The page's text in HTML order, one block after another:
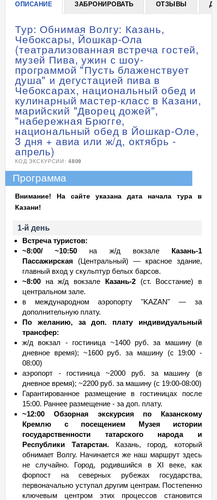
апрель)
ОПИСАНИЕ ЗАБРОНИРОВАТЬ ОТЗЫВЫ
Тур: Обнимая Волгу: Казань,
Чебоксары, Йошкар-Ола
(театрализованная встреча гостей,
музей Пива, ужин с шоу-
программой "Пусть блаженствует
душа" и дегустацией пива в
Чебоксарах, национальный обед и
кулинарный мастер-класс в Казани,
марийский "Дворец дожей",
"набережная Брюгге,
национальный обед в Йошкар-Оле,
3 дня + авиа или ж/д, октябрь -
апрель)
КОД ЭКСКУРСИИ: 4809
Программа
Внимание! На сайте указана дата начала тура в
Казани!
1-й день
Встреча туристов:
~8:00/ ~10:50 на ж/д вокзалеКазань-1
Пассажирская (Центральный) — красное здание,
главный вход у скульптур белых барсов.
~8:00 на ж/д вокзале Казань-2(ст. Восстание) в
центральном зале.
в международном аэропорту "KAZAN" — за
дополнительную плату.
По желанию, за доп. плату индивидуальный
трансфер:
ж/д вокзал - гостиница ~1400 руб. за машину (в
дневное время); ~1600 руб. за машину (с 19:00 -
08:00)
аэропорт - гостиница ~2000 руб. за машину (в
дневное время); ~2200 руб. за машину (с 19:00-08:00)
Гарантированное размещение в гостиницах после
15:00. Раннее размещение - за доп. плату.
~12:00 Обзорная экскурсия по Казанскому
Кремлю с посещением Музея истории
государственности татарского народа и
Республики Татарстан.Казань, город, который
обнимает Волгу. Начинается же наш маршрут здесь
не случайно. Город, родившийся в ХI веке, как
форпост на северных рубежах государства,
первоначально уступал другим центрам. Постепенно
ключевым центром этих процессов становится